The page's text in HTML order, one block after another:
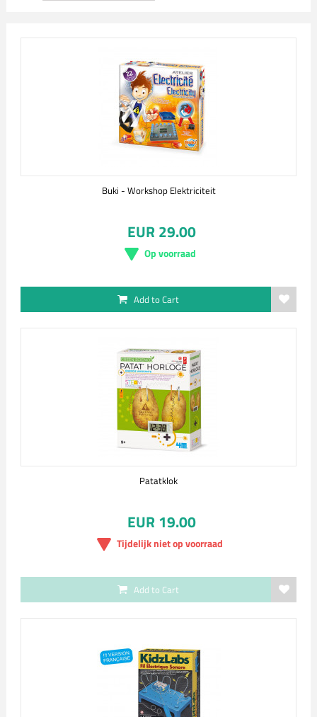
Buki - Workshop Elektriciteit
EUR 29.00
Op voorraad
Add to Cart
Patatklok
EUR 19.00
Tijdelijk niet op voorraad
Add to Cart